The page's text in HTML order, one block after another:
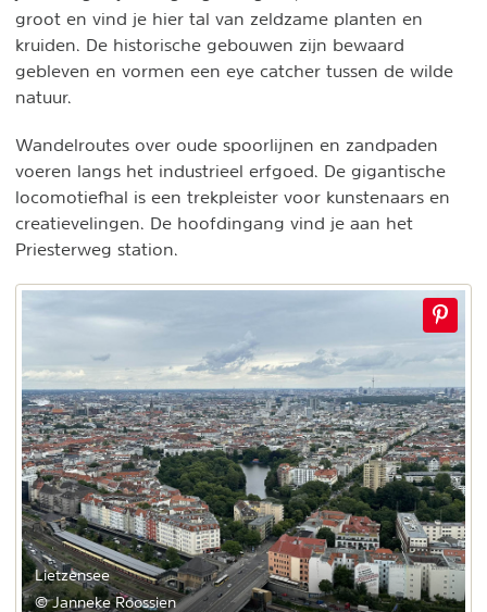
groot en vind je hier tal van zeldzame planten en
kruiden. De historische gebouwen zijn bewaard
gebleven en vormen een eye catcher tussen de wilde
natuur.
Wandelroutes over oude spoorlijnen en zandpaden
voeren langs het industrieel erfgoed. De gigantische
locomotiefhal is een trekpleister voor kunstenaars en
creatievelingen. De hoofdingang vind je aan het
Priesterweg station.
Lietzensee
© Janneke Roossien